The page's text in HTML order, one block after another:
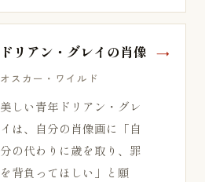
ドリアン・グレイの肖像
オスカー・ワイルド
美しい青年ドリアン・グレ
イは、自分の肖像画に「自
分の代わりに歳を取り、罪
を背負ってほしい」と願